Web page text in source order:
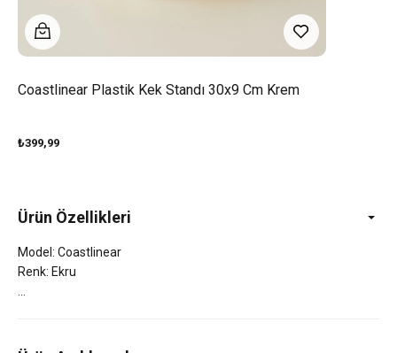
Coastlinear Plastik Kek Standı 30x9 Cm Krem
₺399,99
Ürün Özellikleri
Model: Coastlinear
Renk: Ekru